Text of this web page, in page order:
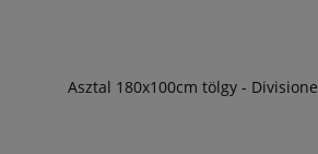
Asztal 180x100cm tölgy - Divisione